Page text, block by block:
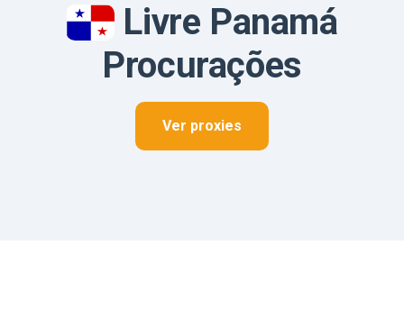
Livre Panamá
Procurações
Ver proxies